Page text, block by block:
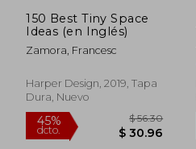
150 Best Tiny Space
Ideas (en Inglés)
Zamora, Francesc
Harper Design, 2019, Tapa
Dura, Nuevo